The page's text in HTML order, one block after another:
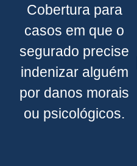
Cobertura para
casos em que o
segurado precise
indenizar alguém
por danos morais
ou psicológicos.